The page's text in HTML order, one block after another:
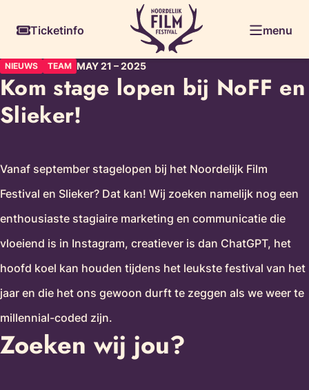
naar
inhoud
Ticketinfo
menu
NIEUWS TEAM MAY 21 –2025
Kom stage lopen bij NoFF en
Slieker!
Vanaf september stagelopen bij het Noordelijk Film
Festival en Slieker? Dat kan! Wij zoeken namelijk nog een
enthousiaste stagiaire marketing en communicatie die
vloeiend is in Instagram, creatiever is dan ChatGPT, het
hoofd koel kan houden tijdens het leukste festival van het
jaar en die het ons gewoon durft te zeggen als we weer te
millennial-coded zijn. ⁠
Zoeken wij jou?